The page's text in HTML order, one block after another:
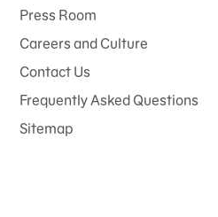
Press Room
Careers and Culture
Contact Us
Frequently Asked Questions
Sitemap